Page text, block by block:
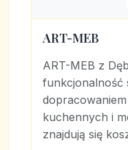
ART-MEB
ART-MEB z
funkcjonalność
kuchennych i
znajdują się